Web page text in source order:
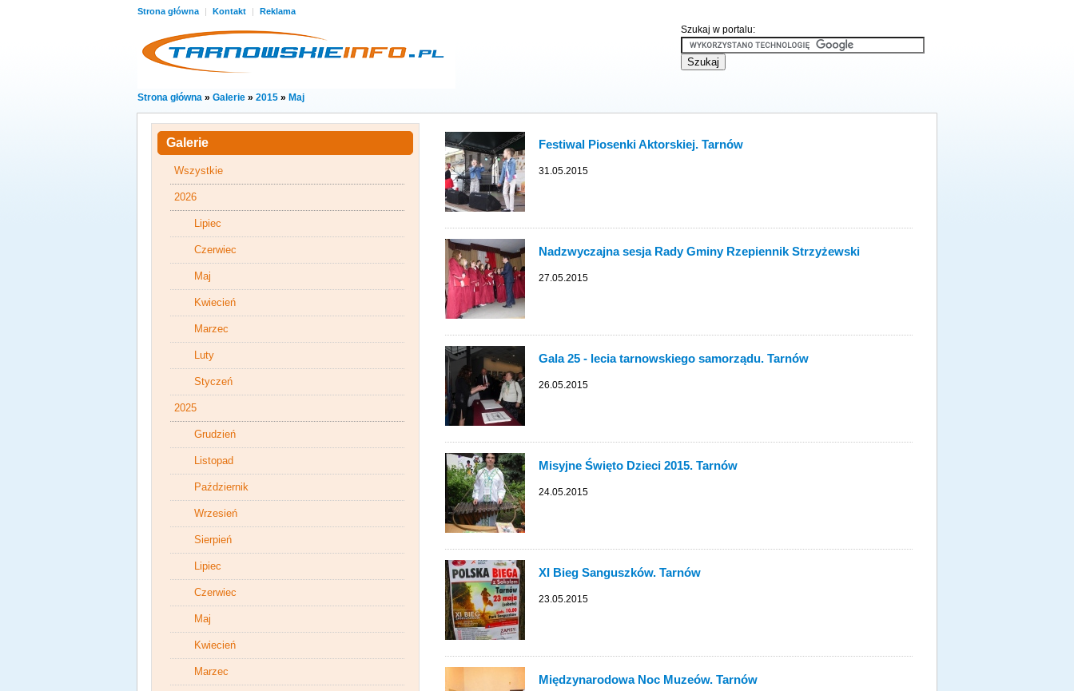
Strona główna | Kontakt | Reklama
Szukaj w portalu:
Strona główna » Galerie » 2015 » Maj
Festiwal Piosenki Aktorskiej. Tarnów
31.05.2015
Nadzwyczajna sesja Rady Gminy Rzepiennik Strzyżewski
27.05.2015
Gala 25 - lecia tarnowskiego samorządu. Tarnów
26.05.2015
Misyjne Święto Dzieci 2015. Tarnów
24.05.2015
XI Bieg Sanguszków. Tarnów
23.05.2015
Międzynarodowa Noc Muzeów. Tarnów
Galerie
Wszystkie
2026
Lipiec
Czerwiec
Maj
Kwiecień
Marzec
Luty
Styczeń
2025
Grudzień
Listopad
Październik
Wrzesień
Sierpień
Lipiec
Czerwiec
Maj
Kwiecień
Marzec